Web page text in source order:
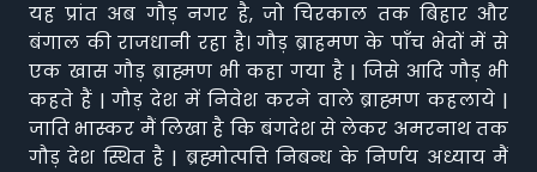
यह प्रांत अब गौड़ नगर है, जो चिरकाल तक बिहार और
बंगाल की राजधानी रहा है। गौड़ ब्राहमण के पाँच भेदों में से
एक खास गौड़ ब्राह्मण भी कहा गया है | जिसे आदि गौड़ भी
कहते हैं | गौड़ देश में निवेश करने वाले ब्राह्मण कहलाये |
जाति भास्कर मैं लिखा है कि बंगदेश से लेकर अमरनाथ तक
गौड़ देश स्थित है | ब्रह्मोत्पत्ति निबन्ध के निर्णय अध्याय मैं